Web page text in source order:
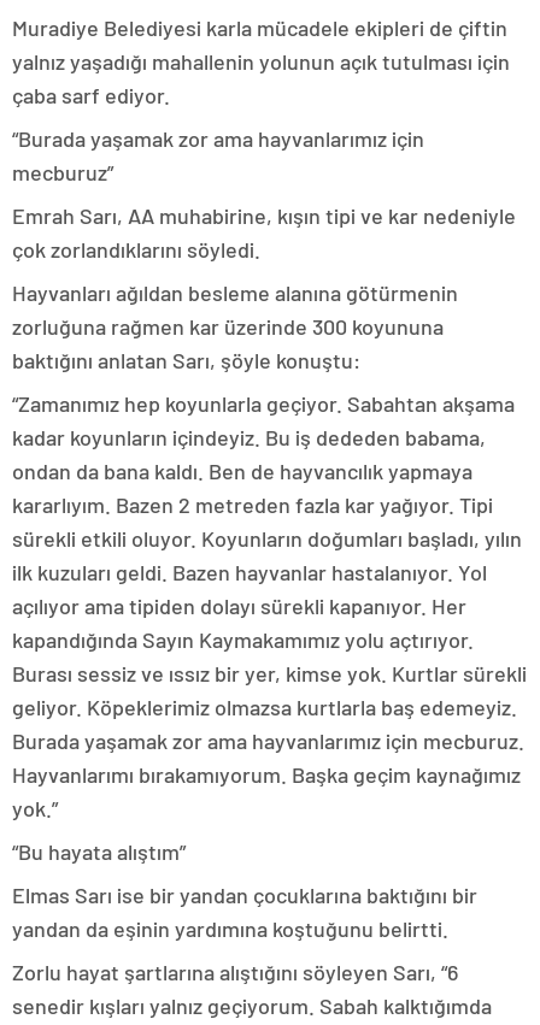
Muradiye Belediyesi karla mücadele ekipleri de çiftin
yalnız yaşadığı mahallenin yolunun açık tutulması için
çaba sarf ediyor.
“Burada yaşamak zor ama hayvanlarımız için
mecburuz”
Emrah Sarı, AA muhabirine, kışın tipi ve kar nedeniyle
çok zorlandıklarını söyledi.
Hayvanları ağıldan besleme alanına götürmenin
zorluğuna rağmen kar üzerinde 300 koyununa
baktığını anlatan Sarı, şöyle konuştu:
“Zamanımız hep koyunlarla geçiyor. Sabahtan akşama
kadar koyunların içindeyiz. Bu iş dededen babama,
ondan da bana kaldı. Ben de hayvancılık yapmaya
kararlıyım. Bazen 2 metreden fazla kar yağıyor. Tipi
sürekli etkili oluyor. Koyunların doğumları başladı, yılın
ilk kuzuları geldi. Bazen hayvanlar hastalanıyor. Yol
açılıyor ama tipiden dolayı sürekli kapanıyor. Her
kapandığında Sayın Kaymakamımız yolu açtırıyor.
Burası sessiz ve ıssız bir yer, kimse yok. Kurtlar sürekli
geliyor. Köpeklerimiz olmazsa kurtlarla baş edemeyiz.
Burada yaşamak zor ama hayvanlarımız için mecburuz.
Hayvanlarımı bırakamıyorum. Başka geçim kaynağımız
yok.”
“Bu hayata alıştım”
Elmas Sarı ise bir yandan çocuklarına baktığını bir
yandan da eşinin yardımına koştuğunu belirtti.
Zorlu hayat şartlarına alıştığını söyleyen Sarı, “6
senedir kışları yalnız geçiyorum. Sabah kalktığımda